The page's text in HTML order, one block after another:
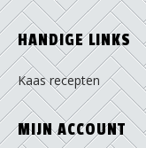
HANDIGE LINKS
Kaas recepten
MIJN ACCOUNT